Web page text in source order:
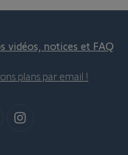
vidéos, notices et FAQ
plans par email !